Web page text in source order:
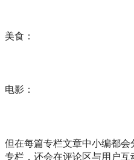
美食：
电影：
但在每篇专栏文章中小编都
专栏，还会在评论区与用户互